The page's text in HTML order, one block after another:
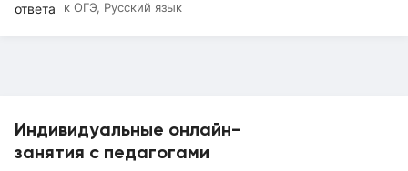
Индивидуальные онлайн-
занятия с педагогами
к ОГЭ, Русский язык